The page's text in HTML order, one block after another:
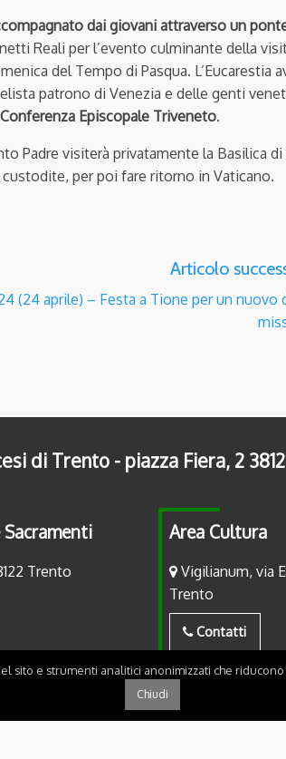
dai giovani attraverso un
Reali per l’evento culminante della
del Tempo di Pasqua. L’Eucarestia
patrono di Venezia e delle genti
Episcopale Triveneto.
Padre visiterà privatamente la Basilica di
per poi fare ritorno in Vaticano.
Articolo
(24 aprile) – Festa a Tione per un nuovo
di Trento - piazza Fiera, 2
Trento
Area Cultura
Vigilianum, via
Trento
Contatti
sito e strumenti analitici anonimizzati che
Chiudi